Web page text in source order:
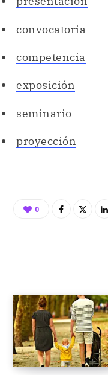
convocatoria
competencia
exposición
seminario
proyección
0